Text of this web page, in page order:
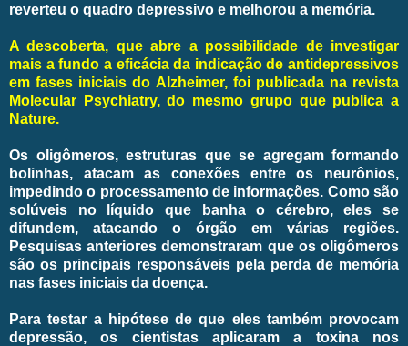
reverteu o quadro depressivo e melhorou a memória.
A descoberta, que abre a possibilidade de investigar
mais a fundo a eficácia da indicação de antidepressivos
em fases iniciais do Alzheimer, foi publicada na revista
Molecular Psychiatry, do mesmo grupo que publica a
Nature.
Os oligômeros, estruturas que se agregam formando
bolinhas, atacam as conexões entre os neurônios,
impedindo o processamento de informações. Como são
solúveis no líquido que banha o cérebro, eles se
difundem, atacando o órgão em várias regiões.
Pesquisas anteriores demonstraram que os oligômeros
são os principais responsáveis pela perda de memória
nas fases iniciais da doença.
Para testar a hipótese de que eles também provocam
depressão, os cientistas aplicaram a toxina nos